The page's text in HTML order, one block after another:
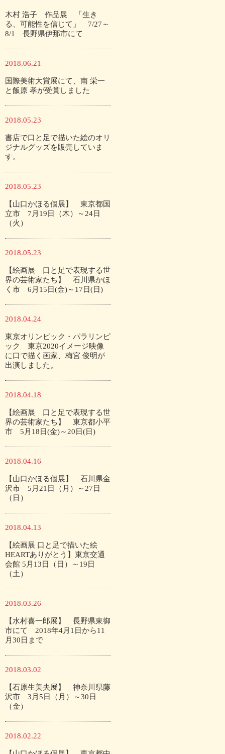
木村 浩子 作品展 「生き
る、可能性を信じて」 7/27～
8/1 長野県伊那市にて
2018.06.21
国際美術大賞展にて、南 栄一
と飯原 孝が受賞しました
2018.05.23
書店で口と足で描いた絵のオリ
ジナルグッズを販売していま
す。
2018.05.23
【山口かほる個展】 東京都国
立市 7月19日（木）～24日
（火）
2018.05.23
【絵画展 口と足で表現する世
界の芸術家たち】 石川県かほ
く市 6月15日(金)～17日(日)
2018.04.24
東京オリンピック・パラリンピ
ック 東京2020イメージ映像
に口で描く画家、梅宮 俊明が
出演しました。
2018.04.18
【絵画展 口と足で表現する世
界の芸術家たち】 東京都小平
市 5月18日(金)～20日(日)
2018.04.16
【山口かほる個展】 石川県金
沢市 5月21日（月）～27日
（日）
2018.04.13
【絵画展 口と足で描いた絵
HEARTありがとう】東京交通
会館 5月13日（日）～19日
（土）
2018.03.26
【水村喜一郎展】 長野県東御
市にて 2018年4月1日から11
月30日まで
2018.03.02
【石原生美夫展】 神奈川県藤
沢市 3月5日（月）～30日
（金）
2018.02.22